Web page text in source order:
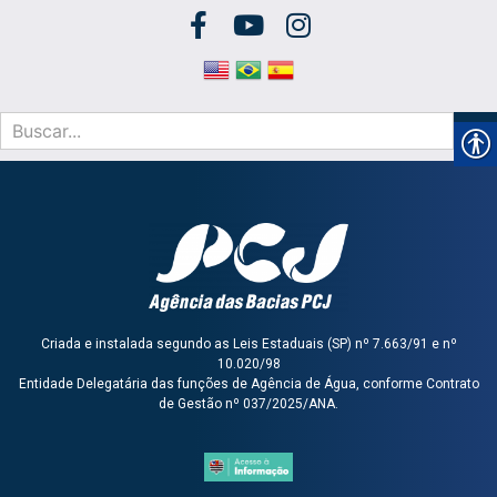
Criada e instalada segundo as Leis Estaduais (SP) nº 7.663/91 e nº
10.020/98
Entidade Delegatária das funções de Agência de Água, conforme Contrato
de Gestão nº 037/2025/ANA.